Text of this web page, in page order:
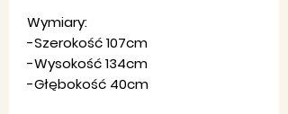
Wymiary:
-Szerokość 107cm
-Wysokość 134cm
-Głębokość 40cm